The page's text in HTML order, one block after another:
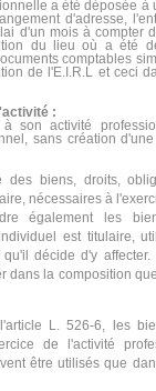
a été déposée à
d'adresse,
d'un mois à compter
du lieu où a été
comptables
de l'E.I.R.L et ceci
:
son activité
sans création
des biens, droits,
nécessaires à
également les
est titulaire,
décide d'y affecter.
dans la composition
L. 526-6, les
de l'activité
être utilisés que